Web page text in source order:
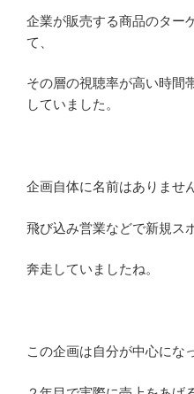
企業が販売する商品のター
て、
その層の視聴率が高い時間
していました。
企画自体に名前はありませ
飛び込み営業などで新規ス
奔走していましたね。
この企画は自分が中心にな